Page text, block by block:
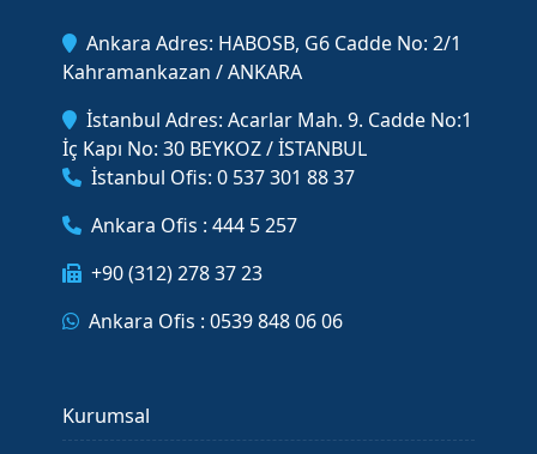
Ankara Adres: HABOSB, G6 Cadde No: 2/1
Kahramankazan / ANKARA
İstanbul Adres: Acarlar Mah. 9. Cadde No:1
İç Kapı No: 30 BEYKOZ / İSTANBUL
İstanbul Ofis: 0 537 301 88 37
Ankara Ofis : 444 5 257
+90 (312) 278 37 23
Ankara Ofis : 0539 848 06 06
Kurumsal